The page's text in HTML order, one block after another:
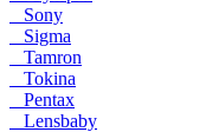
Sony
Sigma
Tamron
Tokina
Pentax
Lensbaby